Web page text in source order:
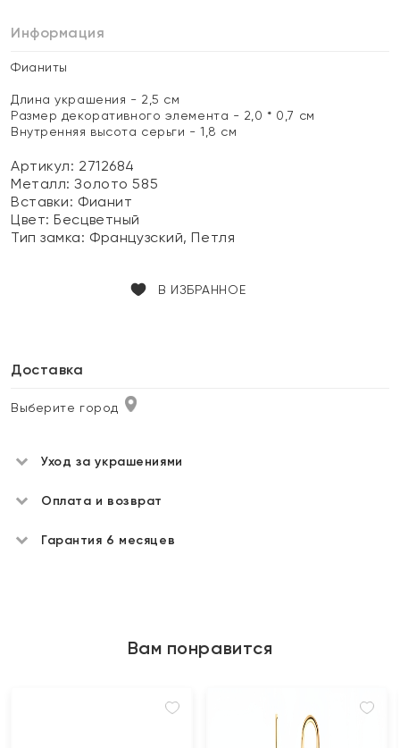
Информация
Фианиты
Длина украшения - 2,5 см
Размер декоративного элемента - 2,0 * 0,7 см
Внутренняя высота серьги - 1,8 см
Артикул: 2712684
Металл:Золото 585
Вставки: Фианит
Цвет:Бесцветный
Тип замка: Французский, Петля
В ИЗБРАННОЕ
Доставка
Выберите город
Уход за украшениями
Оплата и возврат
Гарантия 6 месяцев
Вам понравится